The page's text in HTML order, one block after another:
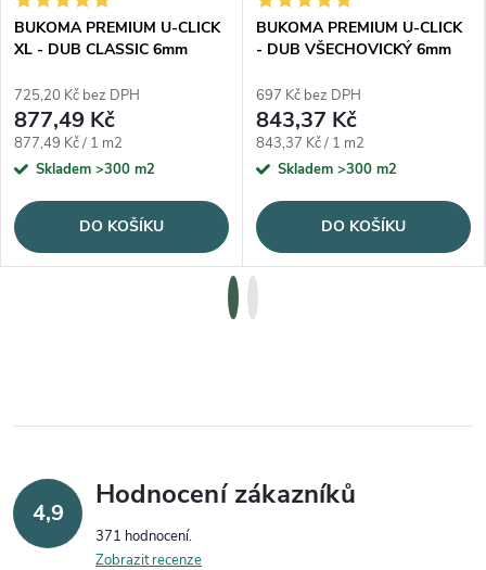
BUKOMA PREMIUM U-CLICK
XL - DUB CLASSIC 6mm
725,20 Kč bez DPH
877,49 Kč
Měrná cena:
877,49 Kč / 1 m2
Skladem >300 m2
DO KOŠÍKU
BUKOMA PREMIUM U-CLICK
- DUB VŠECHOVICKÝ 6mm
697 Kč bez DPH
843,37 Kč
Měrná cena:
843,37 Kč / 1 m2
Skladem >300 m2
DO KOŠÍKU
4,9
Hodnocení zákazníků
371 hodnocení
Zobrazit recenze